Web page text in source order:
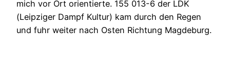
mich vor Ort orientierte. 155 013-6 der LDK
(Leipziger Dampf Kultur) kam durch den Regen
und fuhr weiter nach Osten Richtung Magdeburg.